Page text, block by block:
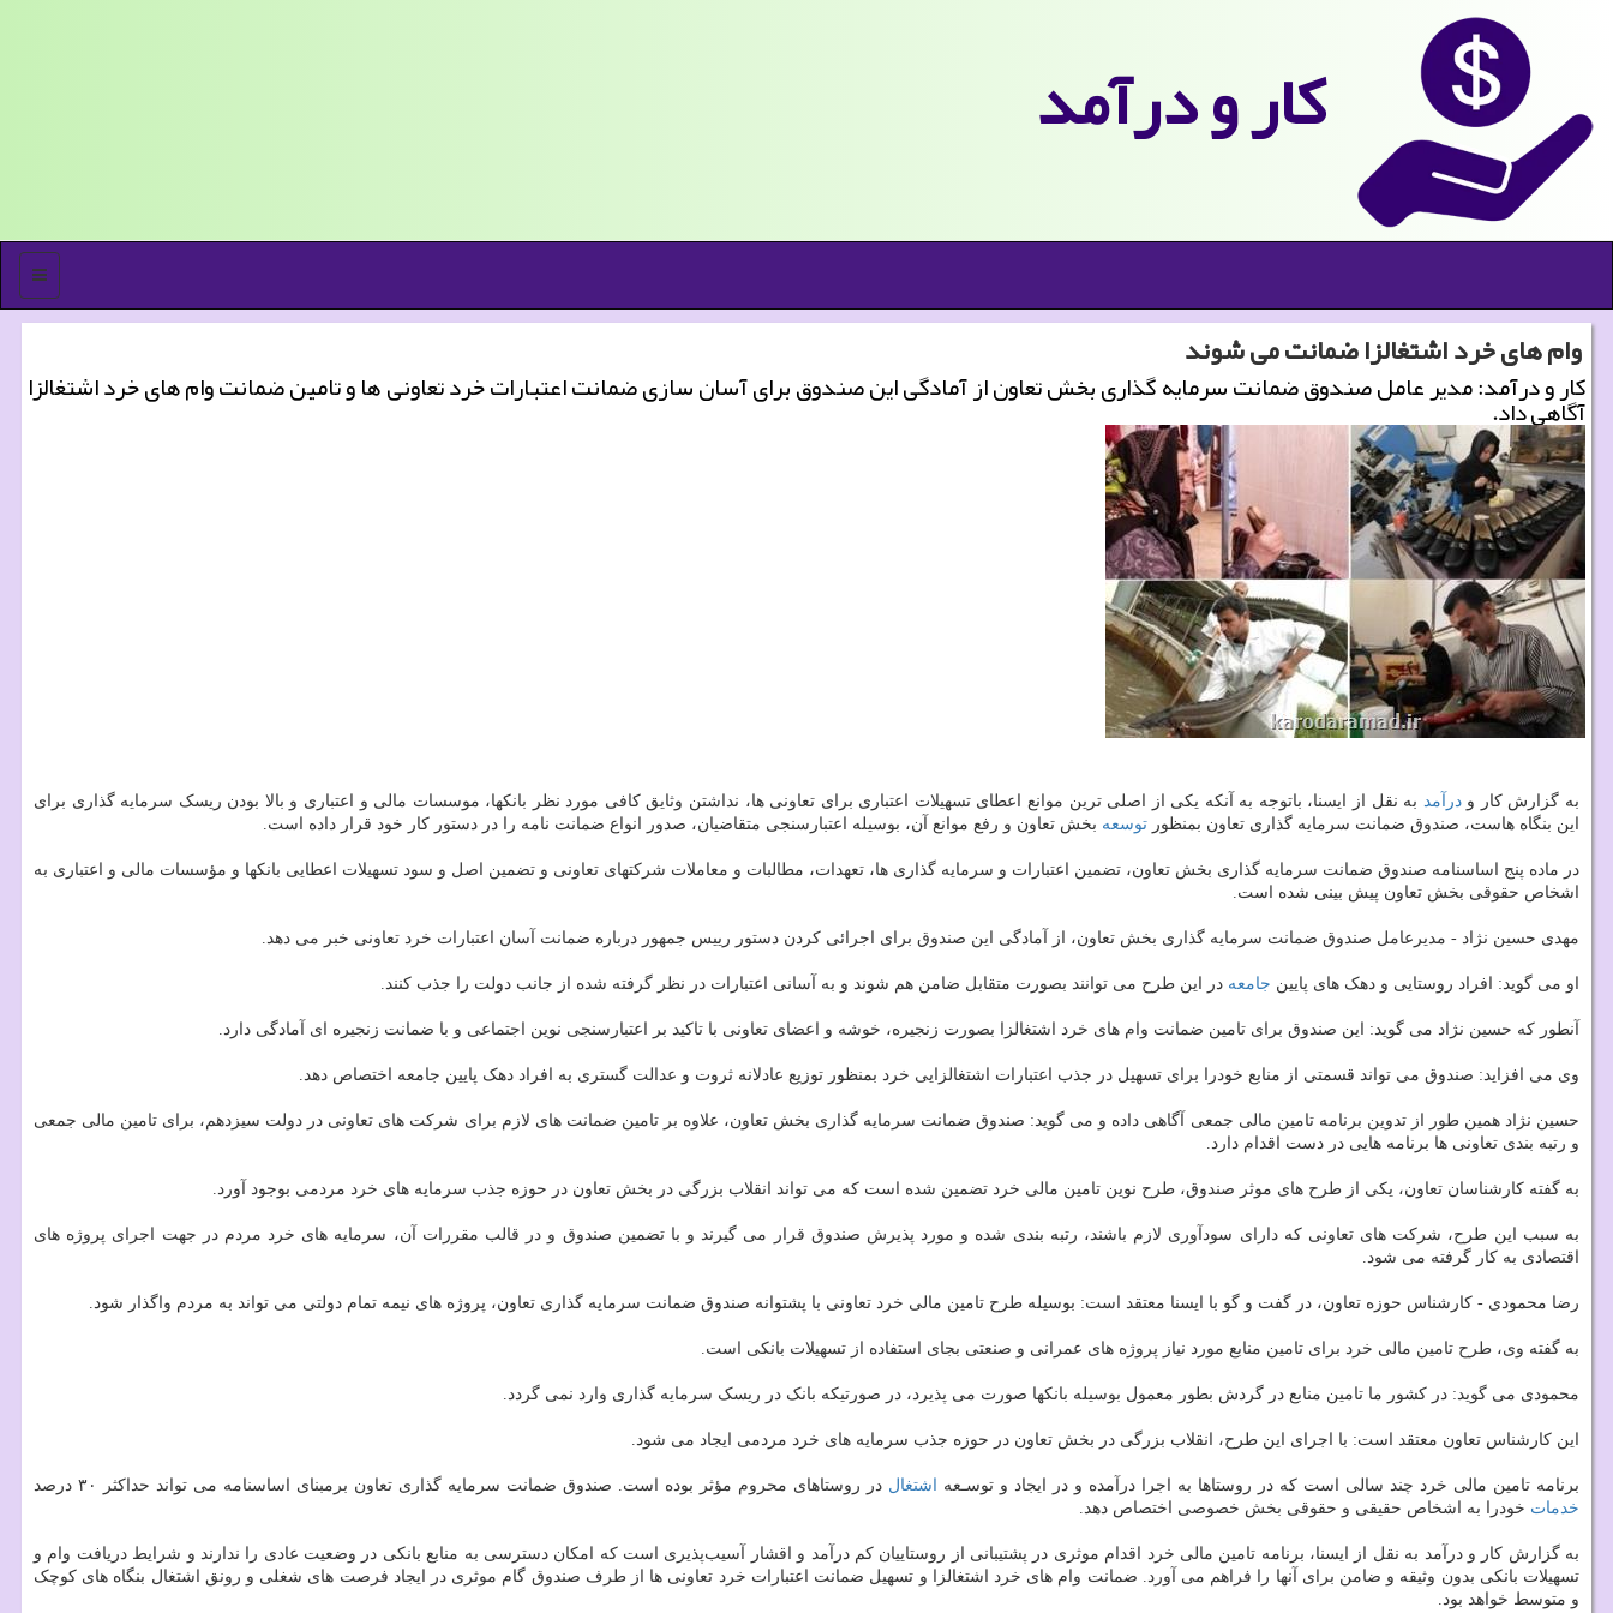
كار و درآمد
منو
وام های خرد اشتغالزا ضمانت می شوند
کار و درآمد: مدیر عامل صندوق ضمانت سرمایه گذاری بخش تعاون از آمادگی این صندوق برای آسان سازی ضمانت اعتبارات خرد تعاونی ها و تامین ضمانت وام های خرد اشتغالزا
آگاهی داد.
به گزارش کار ودرآمد به نقل از ایسنا، باتوجه به آنکه یکی از اصلی ترین موانع اعطای تسهیلات اعتباری برای تعاونی ها، نداشتن وثایق کافی مورد نظر بانکها، موسسات مالی و اعتباری و بالا بودن ریسک سرمایه گذاری برای
این بنگاه هاست، صندوق ضمانت سرمایه گذاری تعاون بمنظور توسعه بخش تعاون و رفع موانع آن، بوسیله اعتبارسنجی متقاضیان، صدور انواع ضمانت نامه را در دستور کار خود قرار داده است.
در ماده پنج اساسنامه صندوق ضمانت سرمایه گذاری بخش تعاون، تضمین اعتبارات و سرمایه گذاری ها، تعهدات، مطالبات و معاملات شرکتهای تعاونی و تضمین اصل و سود تسهیلات اعطایی بانکها و مؤسسات مالی و اعتباری به
اشخاص حقوقی بخش تعاون پیش بینی شده است.
مهدی حسین نژاد - مدیرعامل صندوق ضمانت سرمایه گذاری بخش تعاون، از آمادگی این صندوق برای اجرائی کردن دستور رییس جمهور درباره ضمانت آسان اعتبارات خرد تعاونی خبر می دهد.
او می گوید: افراد روستایی و دهک های پایین جامعه در این طرح می توانند بصورت متقابل ضامن هم شوند و به آسانی اعتبارات در نظر گرفته شده از جانب دولت را جذب کنند.
آنطور که حسین نژاد می گوید: این صندوق برای تامین ضمانت وام های خرد اشتغالزا بصورت زنجیره، خوشه و اعضای تعاونی با تاکید بر اعتبارسنجی نوین اجتماعی و با ضمانت زنجیره ای آمادگی دارد.
وی می افزاید: صندوق می تواند قسمتی از منابع خودرا برای تسهیل در جذب اعتبارات اشتغالزایی خرد بمنظور توزیع عادلانه ثروت و عدالت گستری به افراد دهک پایین جامعه اختصاص دهد.
حسین نژاد همین طور از تدوین برنامه تامین مالی جمعی آگاهی داده و می گوید: صندوق ضمانت سرمایه گذاری بخش تعاون، علاوه بر تامین ضمانت های لازم برای شرکت های تعاونی در دولت سیزدهم، برای تامین مالی جمعی
و رتبه بندی تعاونی ها برنامه هایی در دست اقدام دارد.
به گفته کارشناسان تعاون، یکی از طرح های موثر صندوق، طرح نوین تامین مالی خرد تضمین شده است که می تواند انقلاب بزرگی در بخش تعاون در حوزه جذب سرمایه های خرد مردمی بوجود آورد.
به سبب این طرح، شرکت های تعاونی که دارای سودآوری لازم باشند، رتبه بندی شده و مورد پذیرش صندوق قرار می گیرند و با تضمین صندوق و در قالب مقررات آن، سرمایه های خرد مردم در جهت اجرای پروژه های
اقتصادی به کار گرفته می شود.
رضا محمودی - کارشناس حوزه تعاون، در گفت و گو با ایسنا معتقد است: بوسیله طرح تامین مالی خرد تعاونی با پشتوانه صندوق ضمانت سرمایه گذاری تعاون، پروژه های نیمه تمام دولتی می تواند به مردم واگذار شود.
به گفته وی، طرح تامین مالی خرد برای تامین منابع مورد نیاز پروژه های عمرانی و صنعتی بجای استفاده از تسهیلات بانکی است.
محمودی می گوید: در کشور ما تامین منابع در گردش بطور معمول بوسیله بانکها صورت می پذیرد، در صورتیکه بانک در ریسک سرمایه گذاری وارد نمی گردد.
این کارشناس تعاون معتقد است: با اجرای این طرح، انقلاب بزرگی در بخش تعاون در حوزه جذب سرمایه های خرد مردمی ایجاد می شود.
برنامه تامین مالی خرد چند سالی است که در روستاها به اجرا درآمده و در ایجاد و ﺗﻮﺳـﻌﻪ اشتغال در روستاهای محروم مؤثر بوده است. صندوق ضمانت سرمایه گذاری تعاون برمبنای اساسنامه می تواند حداکثر ۳۰ درصد
خدمات خودرا به اشخاص حقیقی و حقوقی بخش خصوصی اختصاص دهد.
به گزارش کار و درآمد به نقل از ایسنا، برنامه تامین مالی خرد اقدام موثری در پشتیبانی از روﺳﺘﺎﯾﯿﺎن ﮐﻢ درآﻣﺪ و اقشار آﺳﯿﺐﭘﺬﯾﺮی است که امکان دﺳﺘﺮﺳﯽ ﺑﻪ ﻣﻨﺎﺑﻊ ﺑﺎﻧﮑﯽ در وضعیت عادی را ﻧﺪارﻧﺪ و شرایط دریافت وام و
ﺗﺴﻬﯿﻼت ﺑﺎﻧﮑﯽ ﺑﺪون وﺛﯿﻘﻪ و ﺿﺎﻣﻦ برای آنها را فراهم می آورد. ضمانت وام های خرد اشتغالزا و تسهیل ضمانت اعتبارات خرد تعاونی ها از طرف صندوق گام موثری در ایجاد فرصت های شغلی و رونق اشتغال بنگاه های کوچک
و متوسط خواهد بود.